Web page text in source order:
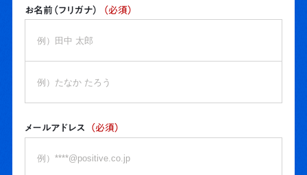
お名前（フリガナ） （必須）
メールアドレス （必須）